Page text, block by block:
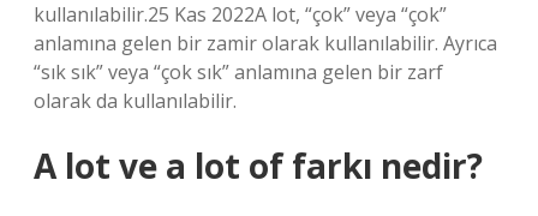
kullanılabilir.25 Kas 2022A lot, “çok” veya “çok”
anlamına gelen bir zamir olarak kullanılabilir. Ayrıca
“sık sık” veya “çok sık” anlamına gelen bir zarf
olarak da kullanılabilir.
A lot ve a lot of farkı nedir?